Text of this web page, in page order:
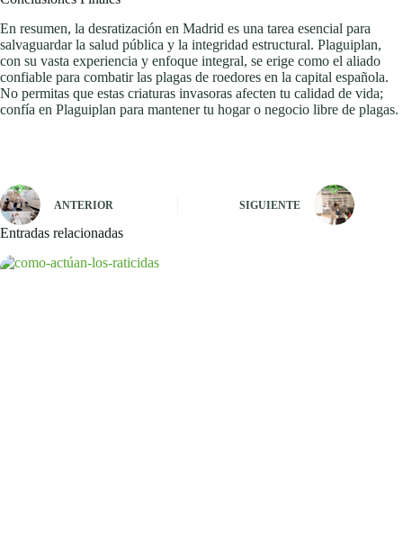
En resumen, la desratización en Madrid es una tarea esencial para
salvaguardar la salud pública y la integridad estructural. Plaguiplan,
con su vasta experiencia y enfoque integral, se erige como el aliado
confiable para combatir las plagas de roedores en la capital española.
No permitas que estas criaturas invasoras afecten tu calidad de vida;
confía en Plaguiplan para mantener tu hogar o negocio libre de plagas.
ANTERIOR SIGUIENTE
Entradas relacionadas